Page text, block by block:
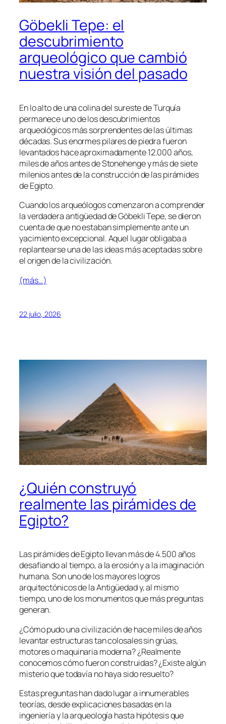
Göbekli Tepe: el
descubrimiento
arqueológico que cambió
nuestra visión del pasado
En lo alto de una colina del sureste de Turquía
permanece uno de los descubrimientos
arqueológicos más sorprendentes de las últimas
décadas. Sus enormes pilares de piedra fueron
levantados hace aproximadamente 12.000 años,
miles de años antes de Stonehenge y más de siete
milenios antes de la construcción de las pirámides
de Egipto.
Cuando los arqueólogos comenzaron a comprender
la verdadera antigüedad de Göbekli Tepe, se dieron
cuenta de que no estaban simplemente ante un
yacimiento excepcional. Aquel lugar obligaba a
replantearse una de las ideas más aceptadas sobre
el origen de la civilización.
(más…)
22 julio, 2026
¿Quién construyó
realmente las pirámides de
Egipto?
Las pirámides de Egipto llevan más de 4.500 años
desafiando al tiempo, a la erosión y a la imaginación
humana. Son uno de los mayores logros
arquitectónicos de la Antigüedad y, al mismo
tiempo, uno de los monumentos que más preguntas
generan.
¿Cómo pudo una civilización de hace miles de años
levantar estructuras tan colosales sin grúas,
motores o maquinaria moderna? ¿Realmente
conocemos cómo fueron construidas? ¿Existe algún
misterio que todavía no haya sido resuelto?
Estas preguntas han dado lugar a innumerables
teorías, desde explicaciones basadas en la
ingeniería y la arqueología hasta hipótesis que